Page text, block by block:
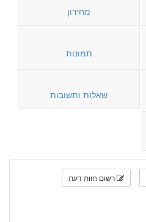
מחירון
תמונות
שאלות ותשובות
רשום חוות דעת